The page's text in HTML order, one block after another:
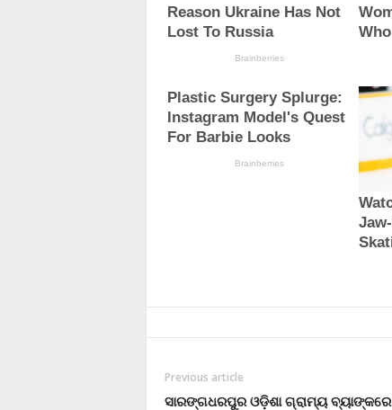
Previous article
ସାରଙ୍ଗଧରପୁର ଓଡ଼ିଶା ଗ୍ରାମ୍ୟ ବ୍ୟାଙ୍କରେ